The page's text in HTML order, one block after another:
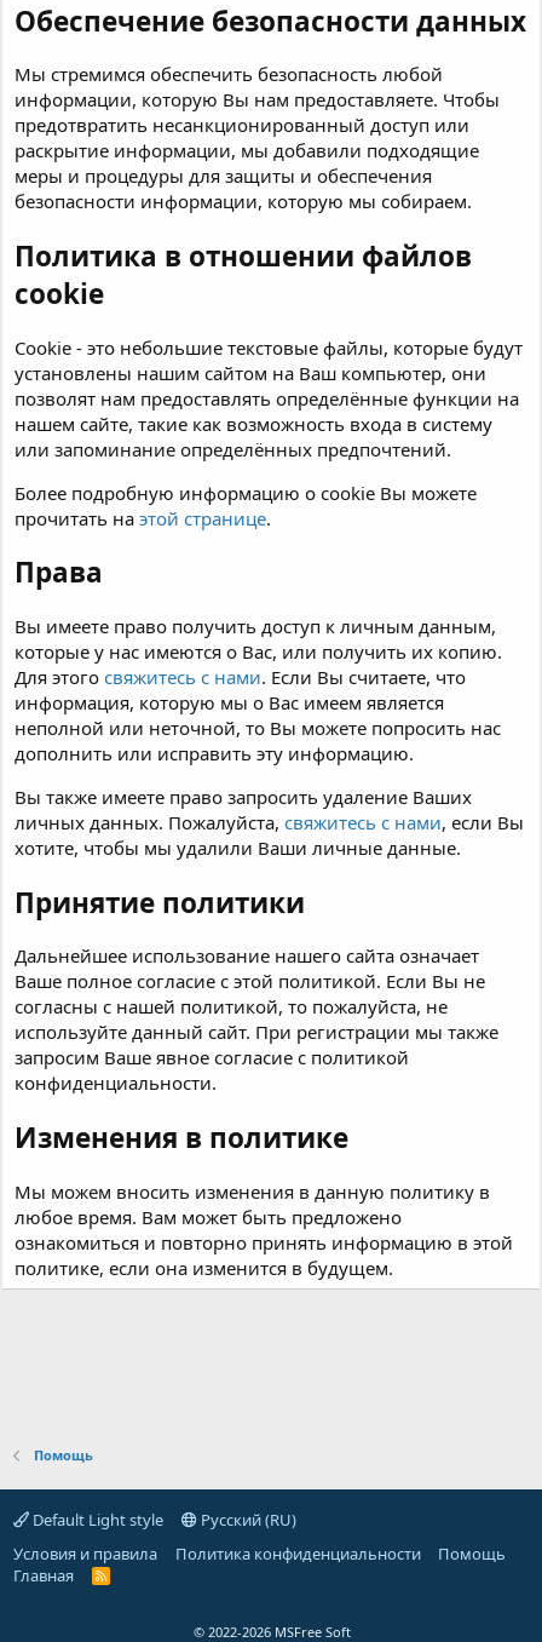
Обеспечение безопасности данных
Мы стремимся обеспечить безопасность любой
информации, которую Вы нам предоставляете. Чтобы
предотвратить несанкционированный доступ или
раскрытие информации, мы добавили подходящие
меры и процедуры для защиты и обеспечения
безопасности информации, которую мы собираем.
Политика в отношении файлов
cookie
Cookie - это небольшие текстовые файлы, которые будут
установлены нашим сайтом на Ваш компьютер, они
позволят нам предоставлять определённые функции на
нашем сайте, такие как возможность входа в систему
или запоминание определённых предпочтений.
Более подробную информацию о cookie Вы можете
прочитать наэтой странице.
Права
Вы имеете право получить доступ к личным данным,
которые у нас имеются о Вас, или получить их копию.
Для этогосвяжитесь с нами. Если Вы считаете, что
информация, которую мы о Вас имеем является
неполной или неточной, то Вы можете попросить нас
дополнить или исправить эту информацию.
Вы также имеете право запросить удаление Ваших
личных данных. Пожалуйста,свяжитесь с нами, если Вы
хотите, чтобы мы удалили Ваши личные данные.
Принятие политики
Дальнейшее использование нашего сайта означает
Ваше полное согласие с этой политикой. Если Вы не
согласны с нашей политикой, то пожалуйста, не
используйте данный сайт. При регистрации мы также
запросим Ваше явное согласие с политикой
конфиденциальности.
Изменения в политике
Мы можем вносить изменения в данную политику в
любое время. Вам может быть предложено
ознакомиться и повторно принять информацию в этой
политике, если она изменится в будущем.
Помощь
Default Light style
Русский (RU)
Условия и правила
Политика конфиденциальности
Помощь
Главная
R
© 2022-2026 MSFree Soft